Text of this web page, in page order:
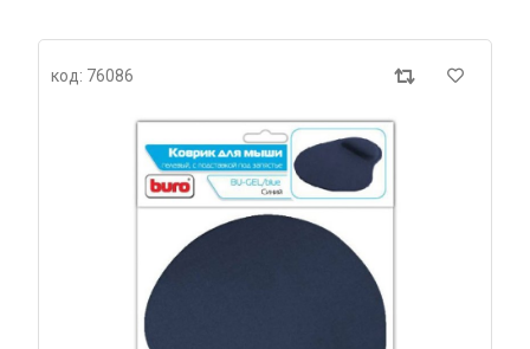
код: 76086